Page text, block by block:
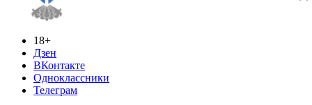
18+
Дзен
ВКонтакте
Одноклассники
Телеграм